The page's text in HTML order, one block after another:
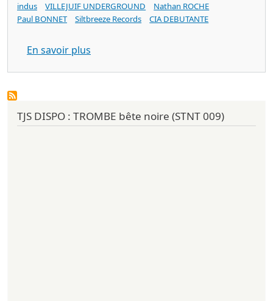
indus
VILLEJUIF UNDERGROUND
Nathan ROCHE
Paul BONNET
Siltbreeze Records CIA DEBUTANTE
En savoir plus
TJS DISPO : TROMBE bête noire (STNT 009)